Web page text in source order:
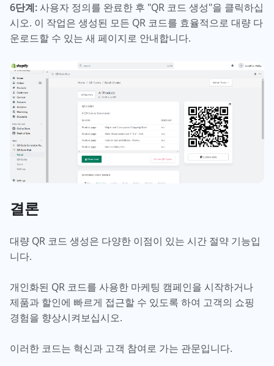
6단계:사용자 정의를 완료한 후 "QR 코드 생성"을 클릭하십
시오. 이 작업은 생성된 모든 QR 코드를 효율적으로 대량 다
운로드할 수 있는 새 페이지로 안내합니다.
결론
대량 QR 코드 생성은 다양한 이점이 있는 시간 절약 기능입
니다.
개인화된 QR 코드를 사용한 마케팅 캠페인을 시작하거나
제품과 할인에 빠르게 접근할 수 있도록 하여 고객의 쇼핑
경험을 향상시켜보십시오.
이러한 코드는 혁신과 고객 참여로 가는 관문입니다.